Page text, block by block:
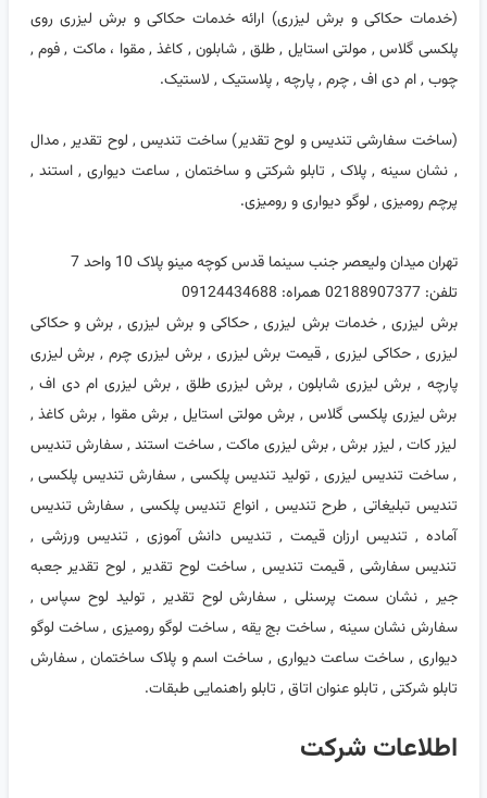
(خدمات حکاکی و برش لیزری) ارائه خدمات حکاکی و برش لیزری روی
پلکسی گلاس , مولتی استایل , طلق , شابلون , کاغذ , مقوا ، ماکت , فوم ,
چوب , ام دی اف , چرم , پارچه , پلاستیک , لاستیک.
(ساخت سفارشی تندیس و لوح تقدیر) ساخت تندیس , لوح تقدیر , مدال
, نشان سینه , پلاک , تابلو شرکتی و ساختمان , ساعت دیواری , استند ,
پرچم رومیزی , لوگو دیواری و رومیزی.
تهران میدان ولیعصر جنب سینما قدس کوچه مینو پلاک 10 واحد 7
تلفن: 02188907377 همراه: 09124434688
برش لیزری , خدمات برش لیزری , حکاکی و برش لیزری , برش و حکاکی
لیزری , حکاکی لیزری , قیمت برش لیزری , برش لیزری چرم , برش لیزری
پارچه , برش لیزری شابلون , برش لیزری طلق , برش لیزری ام دی اف ,
برش لیزری پلکسی گلاس , برش مولتی استایل , برش مقوا , برش کاغذ ,
لیزر کات , لیزر برش , برش لیزری ماکت , ساخت استند , سفارش تندیس
, ساخت تندیس لیزری , تولید تندیس پلکسی , سفارش تندیس پلکسی ,
تندیس تبلیغاتی , طرح تندیس , انواع تندیس پلکسی , سفارش تندیس
آماده , تندیس ارزان قیمت , تندیس دانش آموزی , تندیس ورزشی ,
تندیس سفارشی , قیمت تندیس , ساخت لوح تقدیر , لوح تقدیر جعبه
جیر , نشان سمت پرسنلی , سفارش لوح تقدیر , تولید لوح سپاس ,
سفارش نشان سینه , ساخت بج یقه , ساخت لوگو رومیزی , ساخت لوگو
دیواری , ساخت ساعت دیواری , ساخت اسم و پلاک ساختمان , سفارش
تابلو شرکتی , تابلو عنوان اتاق , تابلو راهنمایی طبقات.
اطلاعات شرکت